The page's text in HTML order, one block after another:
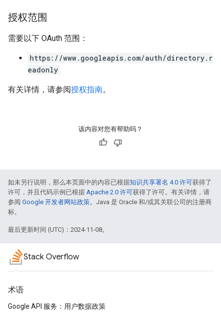
授权范围
需要以下 OAuth 范围：
https://www.googleapis.com/auth/directory.r
eadonly
有关详情，请参阅授权指南。
该内容对您有帮助吗？
如未另行说明，那么本页面中的内容已根据知识共享署名 4.0 许可获得了
许可，并且代码示例已根据 Apache 2.0 许可获得了许可。有关详情，请
参阅 Google 开发者网站政策。Java 是 Oracle 和/或其关联公司的注册商
标。
最后更新时间 (UTC)：2024-11-08。
Stack Overflow
术语
Google API 服务：用户数据政策